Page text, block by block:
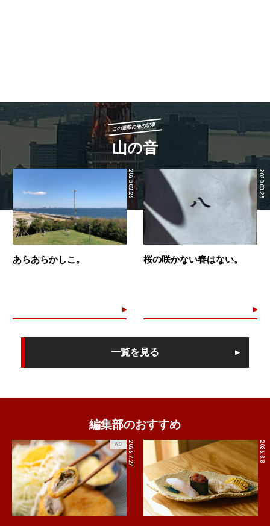
この連載の他の記事
山の音
2020.03.26
あらあらかしこ。
2020.03.25
桜の咲かない春はない。
一覧を見る
編集部のおすすめ
2026.7.27
AD 2026.8.8